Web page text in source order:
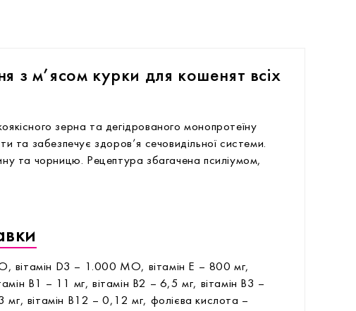
з м’ясом курки для кошенят всіх
зерна та дегідрованого монопротеїну
та забезпечує здоров’я сечовидільної системи.
та чорницю. Рецептура збагачена псиліумом,
вітамін D3 – 1.000 МО, вітамін Е – 800 мг,
В1 – 11 мг, вітамін В2 – 6,5 мг, вітамін В3 –
мг, вітамін В12 – 0,12 мг, фолієва кислота –